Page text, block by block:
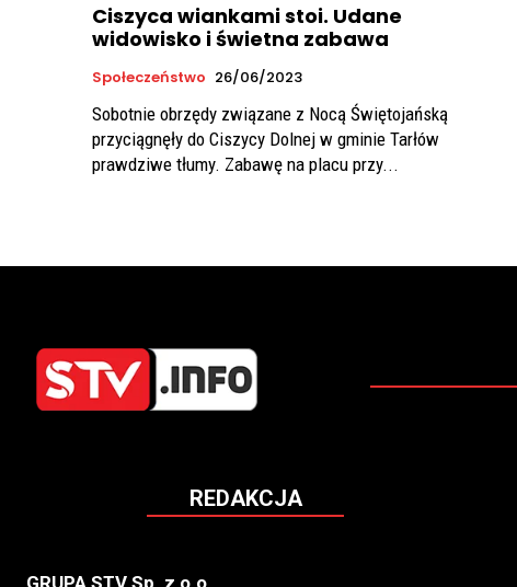
Ciszyca wiankami stoi. Udane
widowisko i świetna zabawa
Społeczeństwo 26/06/2023
Sobotnie obrzędy związane z Nocą Świętojańską
przyciągnęły do Ciszycy Dolnej w gminie Tarłów
prawdziwe tłumy. Zabawę na placu przy...
REDAKCJA